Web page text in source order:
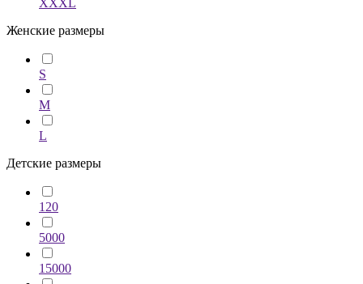
Женские размеры
S
M
L
Детские размеры
120
5000
15000